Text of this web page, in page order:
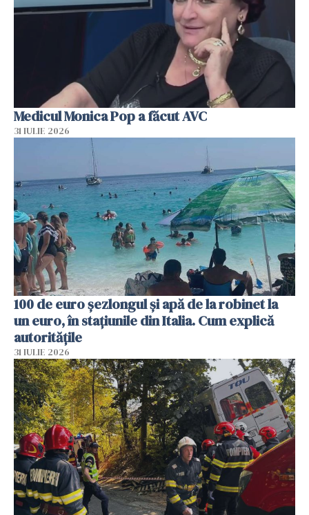
Medicul Monica Pop a făcut AVC
31 IULIE 2026
100 de euro șezlongul și apă de la robinet la
un euro, în stațiunile din Italia. Cum explică
autoritățile
31 IULIE 2026